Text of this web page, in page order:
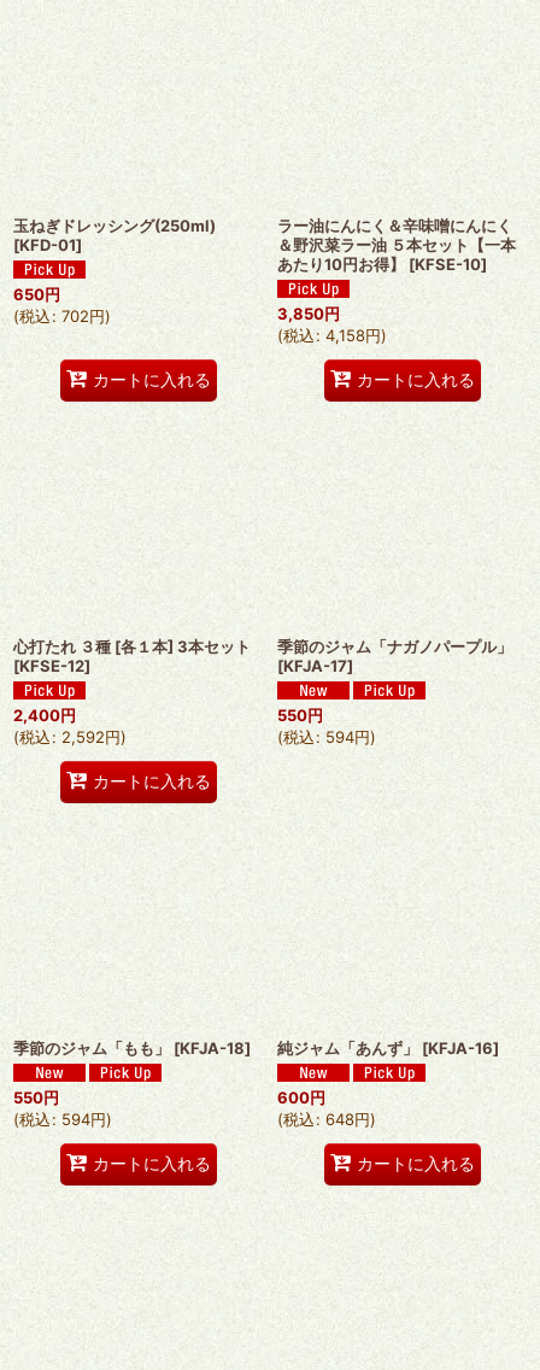
玉ねぎドレッシング(250ml)
[KFD-01]
650円
(税込: 702円)
カートに入れる
ラー油にんにく＆辛味噌にんにく
＆野沢菜ラー油 ５本セット【一本
あたり10円お得】
[KFSE-10]
3,850円
(税込: 4,158円)
カートに入れる
心打たれ ３種 [各１本] 3本セット
[KFSE-12]
2,400円
(税込: 2,592円)
カートに入れる
季節のジャム「ナガノパープル」
[KFJA-17]
550円
(税込: 594円)
季節のジャム「もも」 [KFJA-18]
550円
(税込: 594円)
カートに入れる
純ジャム「あんず」 [KFJA-16]
600円
(税込: 648円)
カートに入れる